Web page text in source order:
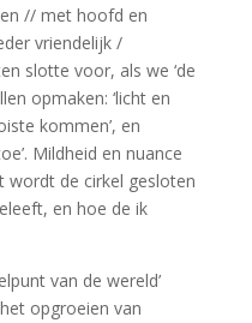
// met hoofd en
vriendelijk /
slotte voor, als we ‘de
opmaken: ‘licht en
kommen’, en
Mildheid en nuance
wordt de cirkel gesloten
en hoe de ik
van de wereld’
opgroeien van